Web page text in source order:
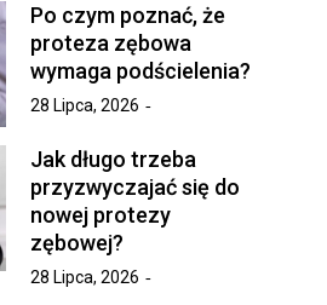
Po czym poznać, że
proteza zębowa
wymaga podścielenia?
28 Lipca, 2026
Jak długo trzeba
przyzwyczajać się do
nowej protezy
zębowej?
28 Lipca, 2026